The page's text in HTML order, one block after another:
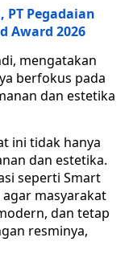
Pegadaian
Award 2026
mengatakan
berfokus pada
dan estetika
ini tidak hanya
dan estetika.
seperti Smart
agar masyarakat
dan tetap
resminya,